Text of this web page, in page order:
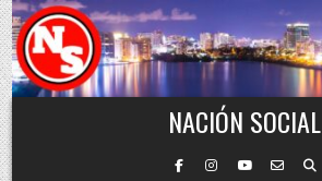
Skip to content
NACIÓN SOCIAL